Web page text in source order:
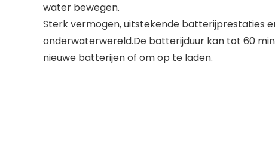
water bewegen.
Sterk vermogen, uitstekende batterijprestaties
onderwaterwereld.De batterijduur kan tot 60
nieuwe batterijen of om op te laden.